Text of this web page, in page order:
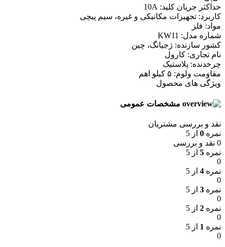
حداکثر جریان کلید: 10A
کاربرد: تجهیزات مکانیکی و غیره، سیم پیچی
مواد: فلز
شماره مدل: KW11
کشور سازنده: ژجیانگ، چین
نام تجاری: کارول
چرخدنده: پلاستیک
مقاومت ولوم: ۵ کیلو اهم
ویژگی های محصول
مشخصات عمومی
نقد و بررسی مشتریان
نمره 0 از 5
0 نقد و بررسی
نمره 5 از 5
0
نمره 4 از 5
0
نمره 3 از 5
0
نمره 2 از 5
0
نمره 1 از 5
0